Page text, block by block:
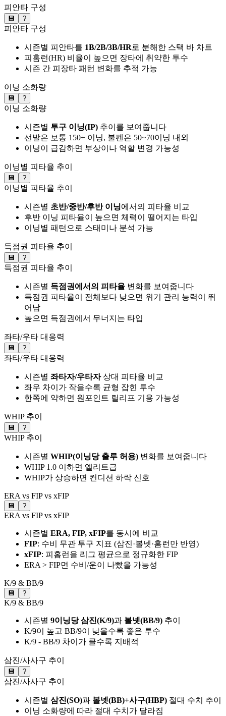
피안타 구성
💾 ?
피안타 구성
시즌별 피안타를 1B/2B/3B/HR로 분해한 스택 바 차트
피홈런(HR) 비율이 높으면 장타에 취약한 투수
시즌 간 피장타 패턴 변화를 추적 가능
이닝 소화량
💾 ?
이닝 소화량
시즌별 투구 이닝(IP) 추이를 보여줍니다
선발은 보통 150+ 이닝, 불펜은 50~70이닝 내외
이닝이 급감하면 부상이나 역할 변경 가능성
이닝별 피타율 추이
💾 ?
이닝별 피타율 추이
시즌별 초반/중반/후반 이닝에서의 피타율 비교
후반 이닝 피타율이 높으면 체력이 떨어지는 타입
이닝별 패턴으로 스태미나 분석 가능
득점권 피타율 추이
💾 ?
득점권 피타율 추이
시즌별 득점권에서의 피타율 변화를 보여줍니다
득점권 피타율이 전체보다 낮으면 위기 관리 능력이 뛰
어남
높으면 득점권에서 무너지는 타입
좌타/우타 대응력
💾 ?
좌타/우타 대응력
시즌별 좌타자/우타자상대 피타율 비교
좌우 차이가 작을수록 균형 잡힌 투수
한쪽에 약하면 원포인트 릴리프 기용 가능성
WHIP 추이
💾 ?
WHIP 추이
시즌별 WHIP(이닝당 출루 허용) 변화를 보여줍니다
WHIP 1.0 이하면 엘리트급
WHIP가 상승하면 컨디션 하락 신호
ERA vs FIP vs xFIP
💾 ?
ERA vs FIP vs xFIP
시즌별 ERA, FIP, xFIP를 동시에 비교
FIP: 수비 무관 투구 지표 (삼진·볼넷·홈런만 반영)
xFIP: 피홈런을 리그 평균으로 정규화한 FIP
ERA > FIP면 수비/운이 나빴을 가능성
K/9 & BB/9
💾 ?
K/9 & BB/9
시즌별 9이닝당 삼진(K/9)과 볼넷(BB/9) 추이
K/9이 높고 BB/9이 낮을수록 좋은 투수
K/9 - BB/9 차이가 클수록 지배적
삼진/사사구 추이
💾 ?
삼진/사사구 추이
시즌별 삼진(SO)과 볼넷(BB)+사구(HBP) 절대 수치 추이
이닝 소화량에 따라 절대 수치가 달라짐